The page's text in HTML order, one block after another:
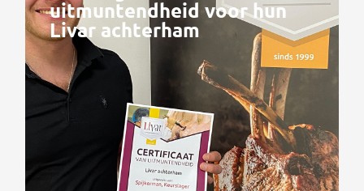
uitmuntendheid voor hun
Livar achterham